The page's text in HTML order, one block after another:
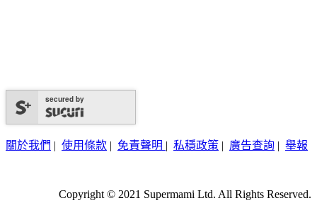
secured by
關於我們 | 使用條款 | 免責聲明 | 私穩政策 | 廣告查詢 | 舉報
Copyright © 2021 Supermami Ltd. All Rights Reserved.